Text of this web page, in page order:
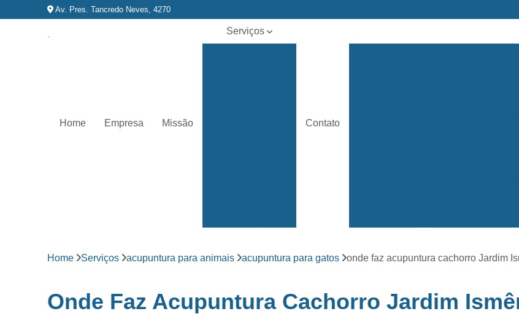
Av. Pres. Tancredo Neves, 4270
Home Empresa Missão
Serviços
Fisioterapia para
para animais
Contato
Clínica Veterinária Mais
Clínica Veterinária Popular
Home Serviços acupuntura para animais acupuntura para gatos onde faz acupuntura cachorro Jardim
Onde Faz Acupuntura Cachorro Jardim